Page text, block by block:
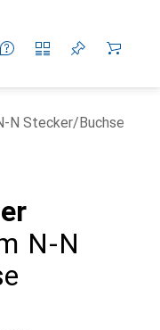
N Stecker/Buchse
N-N